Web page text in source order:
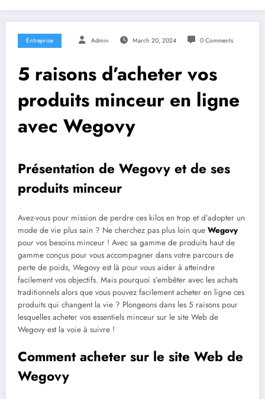
Entreprise Admin March 20, 2024 0 Comments
5 raisons d’acheter vos
produits minceur en ligne
avec Wegovy
Présentation de Wegovy et de ses
produits minceur
Avez-vous pour mission de perdre ces kilos en trop et d’adopter un
mode de vie plus sain ? Ne cherchez pas plus loin que Wegovy
pour vos besoins minceur ! Avec sa gamme de produits haut de
gamme conçus pour vous accompagner dans votre parcours de
perte de poids, Wegovy est là pour vous aider à atteindre
facilement vos objectifs. Mais pourquoi s’embêter avec les achats
traditionnels alors que vous pouvez facilement acheter en ligne ces
produits qui changent la vie ? Plongeons dans les 5 raisons pour
lesquelles acheter vos essentiels minceur sur le site Web de
Wegovy est la voie à suivre !
Comment acheter sur le site Web de
Wegovy